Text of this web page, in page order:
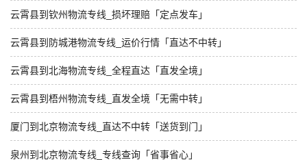
云霄县到钦州物流专线_损坏理赔「定点发车」
云霄县到防城港物流专线_运价行情「直达不中转」
云霄县到北海物流专线_全程直达「直发全境」
云霄县到梧州物流专线_直发全境「无需中转」
厦门到北京物流专线_直达不中转「送货到门」
泉州到北京物流专线_专线查询「省事省心」